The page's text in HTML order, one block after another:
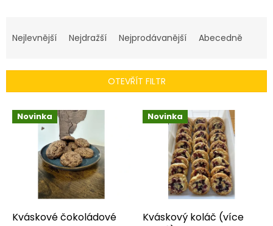
a
í
Nejlevnější Nejdražší Nejprodávanější Abecedně
OTEVŘÍT FILTR
V
d
Novinka
Kváskové čokoládové
Novinka
Kváskový koláč (více